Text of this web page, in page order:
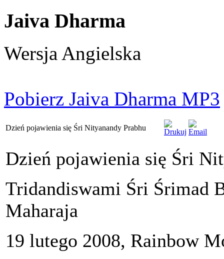
Jaiva Dharma
Wersja Angielska
Pobierz Jaiva Dharma MP3
Dzień pojawienia się Śri Nityanandy Prabhu
Dzień pojawienia się Śri
Tridandiswami Śri Śrimad
Maharaja
19 lutego 2008, Rainbow